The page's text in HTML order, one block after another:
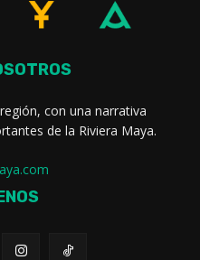
con una narrativa
de la Riviera Maya.